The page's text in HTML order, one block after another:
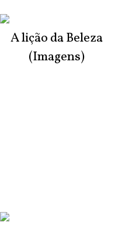
A lição da Beleza
(Imagens)